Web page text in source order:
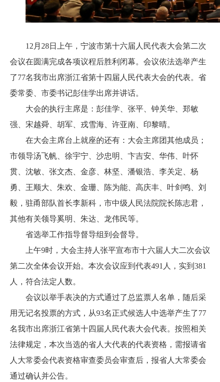
12月28日上午，宁波市第十六届人民代表大会第二次
会议在圆满完成各项议程后胜利闭幕。会议依法选举产生
了77名我市出席浙江省第十四届人民代表大会的代表。省
委常委、市委书记彭佳学出席并讲话。
大会的执行主席是：彭佳学、张平、钟关华、郑敏
强、宋越舜、胡军、戎雪海、许亚南、印黎晴。
在大会主席台上就座的还有：大会主席团其他成员；
市领导汤飞帆、徐宇宁、沙忠明、卞吉安、华伟、叶怀
贯、沈敏、张文杰、金彦、林坚、潘银浩、李关定、杨
勇、王顺大、朱欢、金珊、陈为能、高庆丰、叶剑鸣、刘
毅，驻甬部队首长李新科，市中级人民法院院长陈志君，
其他有关领导奚明、朱达、龙伟民等。
省选举工作指导督导组到会督导。
上午9时，大会主持人张平宣布市十六届人大二次会议
第二次全体会议开始。本次会议应到代表491人，实到381
人，符合法定人数。
会议以举手表决的方式通过了总监票人名单，随后采
用无记名投票的方式，从93名正式候选人中选举产生了77
名我市出席浙江省第十四届人民代表大会代表。按照相关
法律规定，本次当选的省人大代表的代表资格，需报请省
人大常委会代表资格审查委员会审查后，报省人大常委会
通过确认并公告。